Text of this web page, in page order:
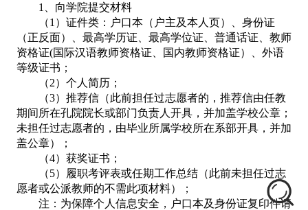
1、向学院提交材料
（1）证件类：户口本（户主及本人页）、身份证
（正反面）、最高学历证、最高学位证、普通话证、教师
资格证(国际汉语教师资格证、国内教师资格证）、外语
等级证书；
（2）个人简历；
（3）推荐信（此前担任过志愿者的，推荐信由任教
期间所在孔院院长或部门负责人开具，并加盖学校公章；
未担任过志愿者的，由毕业所属学校所在系部开具，并加
盖公章）；
（4）获奖证书；
（5）履职考评表或任期工作总结（此前未担任过志
愿者或公派教师的不需此项材料）；
注：为保障个人信息安全，户口本及身份证复印件请